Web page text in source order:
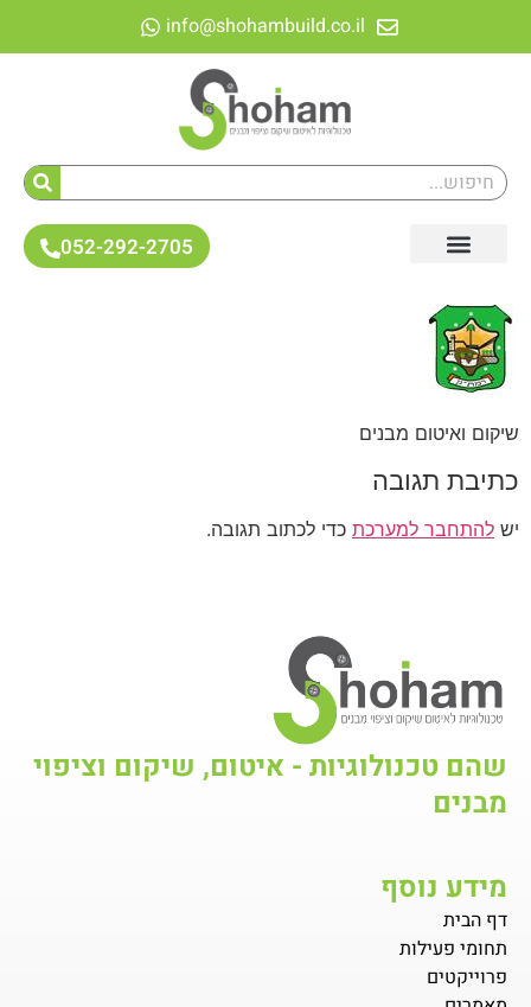
info@shohambuild.co.il
052-292-2705
שיקום ואיטום מבנים
כתיבת תגובה
יש להתחבר למערכת כדי לכתוב תגובה.
שהם טכנולוגיות - איטום, שיקום וציפוי
מבנים
מידע נוסף
דף הבית
תחומי פעילות
פרוייקטים